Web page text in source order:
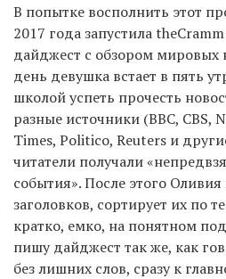
В попытке восполнить этот
2017 года запустила
дайджест с обзором мировых
день девушка встает в пять
школой успеть прочесть
разные источники (BBC, CBS,
Times, Politico, Reuters и
читатели получали
события». После этого
заголовков, сортирует их по
кратко, емко, на понятном
пишу дайджест так же, как
без лишних слов, сразу к